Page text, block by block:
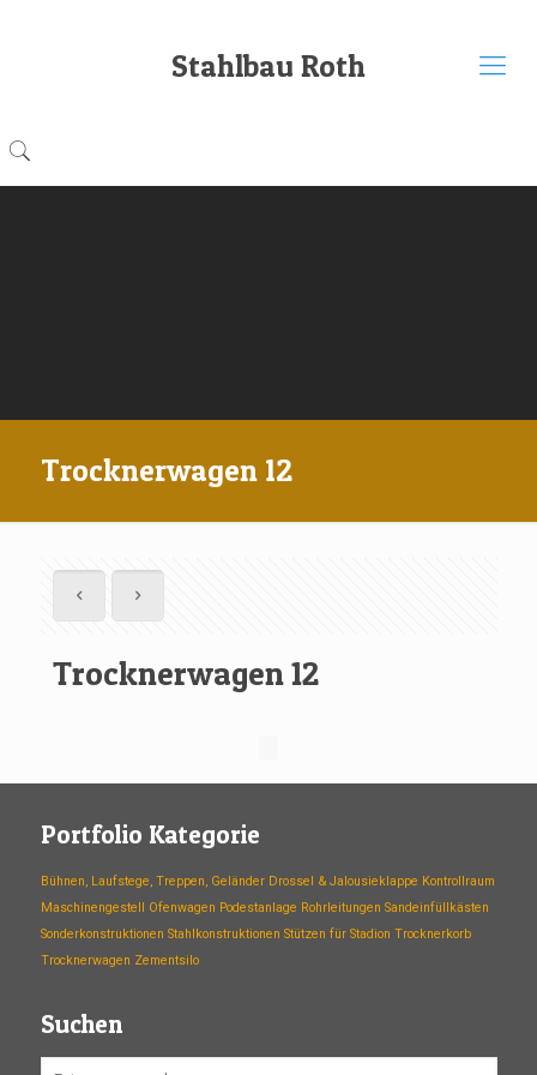
Stahlbau Roth
Trocknerwagen 12
Trocknerwagen 12
Portfolio Kategorie
Bühnen, Laufstege, Treppen, Geländer Drossel & Jalousieklappe Kontrollraum
Maschinengestell Ofenwagen Podestanlage Rohrleitungen Sandeinfüllkästen
Sonderkonstruktionen Stahlkonstruktionen Stützen für Stadion Trocknerkorb
Trocknerwagen Zementsilo
Suchen